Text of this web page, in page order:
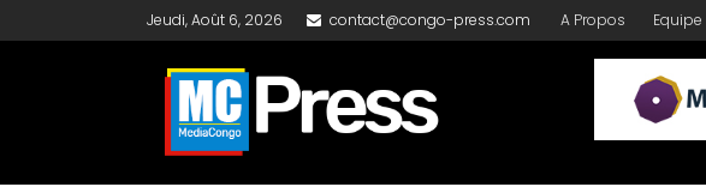
Jeudi, Août 6, 2026 contact@congo-press.com A Propos Equipe